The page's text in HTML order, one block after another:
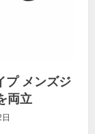
プ メンズジ
両立